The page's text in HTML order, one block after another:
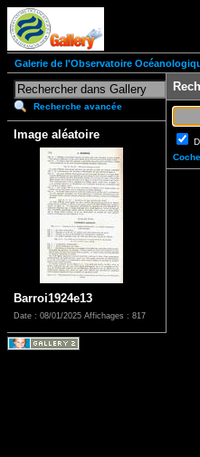
Galerie de l'Observatoire
Recherche avancée
Image aléatoire
Barroi1924e13
Date : 08/01/2025 Affichages : 817